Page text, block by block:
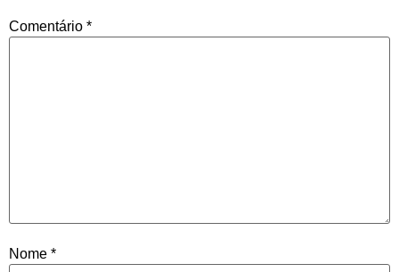
Comentário *
Nome *